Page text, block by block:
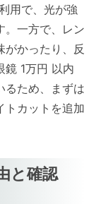
用で、光が強
。一方で、レン
がかったり、反
鏡 1万円 以内
るため、まずは
トカットを追加
と確認